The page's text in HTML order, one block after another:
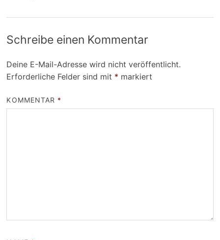
Schreibe einen Kommentar
Deine E-Mail-Adresse wird nicht veröffentlicht.
Erforderliche Felder sind mit * markiert
KOMMENTAR *